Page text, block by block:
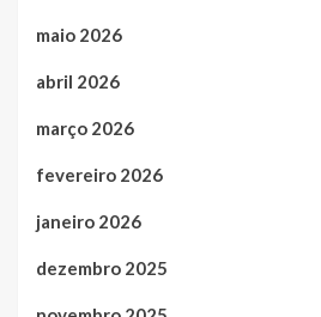
maio 2026
abril 2026
março 2026
fevereiro 2026
janeiro 2026
dezembro 2025